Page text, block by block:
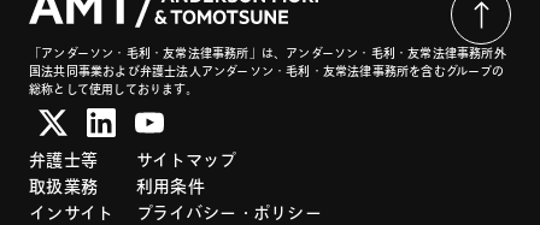
「アンダーソン・毛利・友常法律事務所」は、アンダーソン・毛利・友常法律事務所外
国法共同事業および弁護士法人アンダーソン・毛利・友常法律事務所を含むグループの
総称として使用しております。
弁護士等
取扱業務
インサイト
サイトマップ
利用条件
プライバシー・ポリシー